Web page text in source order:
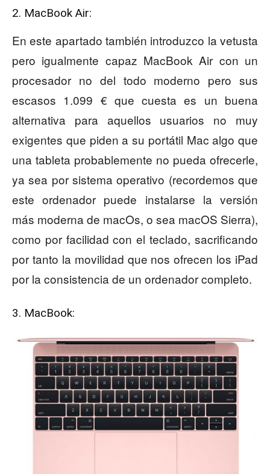
2. MacBook Air:
En este apartado también introduzco la vetusta
pero igualmente capaz MacBook Air con un
procesador no del todo moderno pero sus
escasos 1.099 € que cuesta es un buena
alternativa para aquellos usuarios no muy
exigentes que piden a su portátil Mac algo que
una tableta probablemente no pueda ofrecerle,
ya sea por sistema operativo (recordemos que
este ordenador puede instalarse la versión
más moderna de macOs, o sea macOS Sierra),
como por facilidad con el teclado, sacrificando
por tanto la movilidad que nos ofrecen los iPad
por la consistencia de un ordenador completo.
3. MacBook: